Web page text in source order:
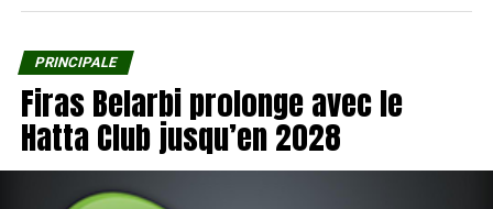
PRINCIPALE
Firas Belarbi prolonge avec le
Hatta Club jusqu’en 2028